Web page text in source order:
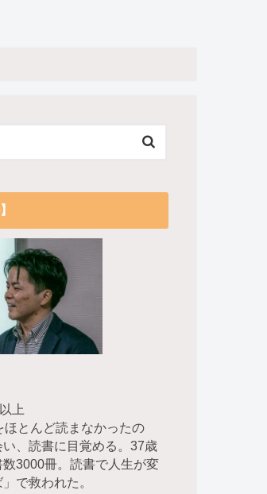
上
ほとんど読まなかったの
、読書に目覚める。37歳
3000冊。読書で人生が変
で救われた。